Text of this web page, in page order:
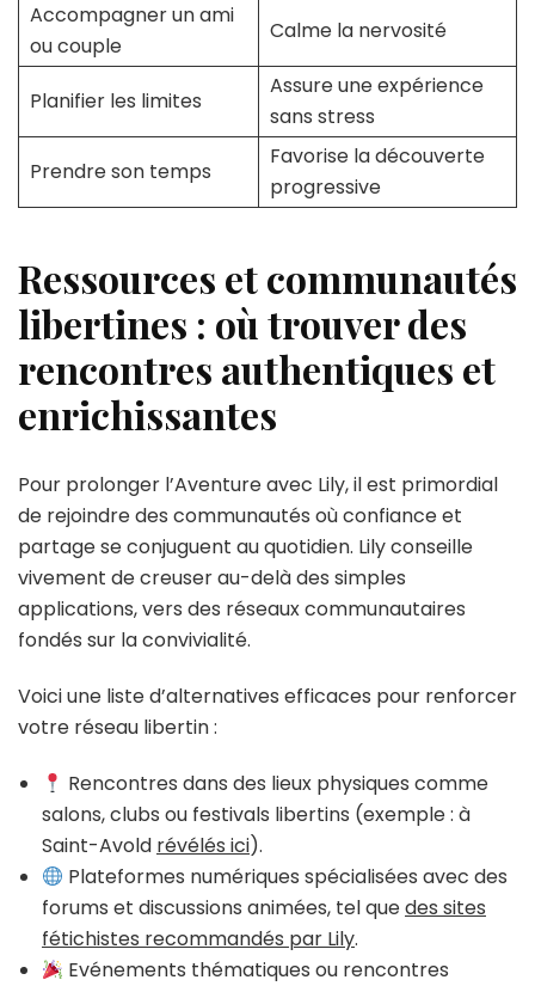
Accompagner un ami
ou couple
Calme la nervosité
Planifier les limites
Assure une expérience
sans stress
Prendre son temps
Favorise la découverte
progressive
Ressources et communautés
libertines : où trouver des
rencontres authentiques et
enrichissantes
Pour prolonger l’Aventure avec Lily, il est primordial
de rejoindre des communautés où confiance et
partage se conjuguent au quotidien. Lily conseille
vivement de creuser au-delà des simples
applications, vers des réseaux communautaires
fondés sur la convivialité.
Voici une liste d’alternatives efficaces pour renforcer
votre réseau libertin :
Rencontres dans des lieux physiques comme
salons, clubs ou festivals libertins (exemple : à
Saint-Avold révélés ici).
Plateformes numériques spécialisées avec des
forums et discussions animées, tel quedes sites
fétichistes recommandés par Lily.
Evénements thématiques ou rencontres